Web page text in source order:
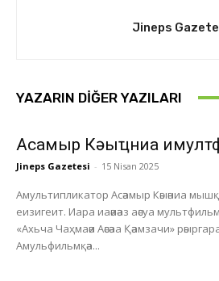
Jineps
YAZARIN DIĞER YAZILARI
Асҭамыр Кәыҵниа
Jineps Gazetesi - 15 Nisan 2025
Амультипликатор Асәамыр Кәыәниа
еизигеит. Иара иаәиәаз аәсуа
«Ахьча Чаҳмаәи Аәсәаа Қәамзачи»
Амульфильмқәа...